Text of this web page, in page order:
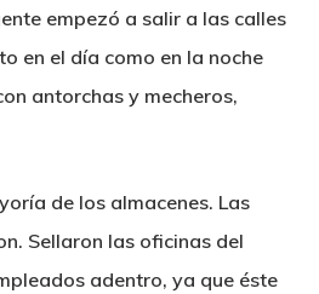
empezó a salir a las calles
en el día como en la noche
antorchas y mecheros,
de los almacenes. Las
Sellaron las oficinas del
adentro, ya que éste